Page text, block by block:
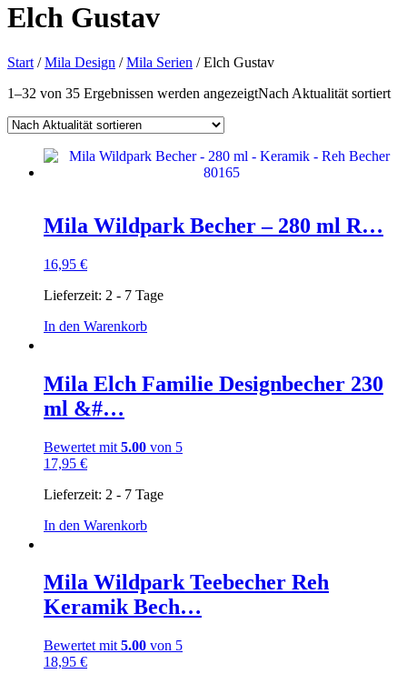
Elch Gustav
Start /Mila Design /Mila Serien / Elch Gustav
1–32 von 35 Ergebnissen werden angezeigtNach Aktualität sortiert
Mila Wildpark Becher – 280 ml R…
16,95 €
Lieferzeit: 2 - 7 Tage
In den Warenkorb
Mila Elch Familie Designbecher 230
ml &#…
Bewertet mit 5.00 von 5
17,95 €
Lieferzeit: 2 - 7 Tage
In den Warenkorb
Mila Wildpark Teebecher Reh
Keramik Bech…
Bewertet mit 5.00 von 5
18,95 €